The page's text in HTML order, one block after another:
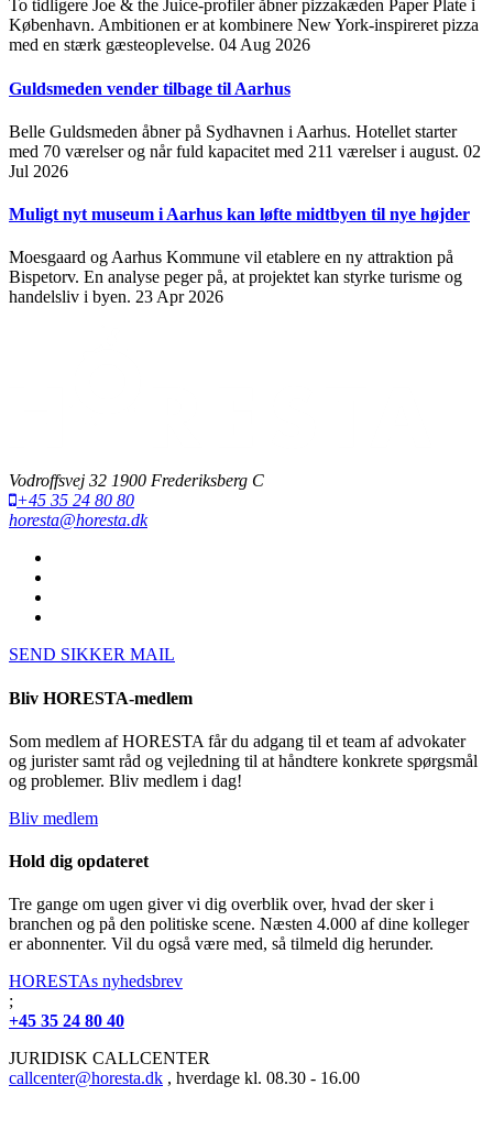
To tidligere Joe & the Juice-profiler åbner pizzakæden Paper Plate i
København. Ambitionen er at kombinere New York-inspireret pizza
med en stærk gæsteoplevelse. 04 Aug 2026
Guldsmeden vender tilbage til Aarhus
Belle Guldsmeden åbner på Sydhavnen i Aarhus. Hotellet starter
med 70 værelser og når fuld kapacitet med 211 værelser i august. 02
Jul 2026
Muligt nyt museum i Aarhus kan løfte midtbyen til nye højder
Moesgaard og Aarhus Kommune vil etablere en ny attraktion på
Bispetorv. En analyse peger på, at projektet kan styrke turisme og
handelsliv i byen. 23 Apr 2026
Vodroffsvej 32 1900 Frederiksberg C
+45 35 24 80 80
horesta@horesta.dk
SEND SIKKER MAIL
Bliv HORESTA-medlem
Som medlem af HORESTA får du adgang til et team af advokater
og jurister samt råd og vejledning til at håndtere konkrete spørgsmål
og problemer. Bliv medlem i dag!
Bliv medlem
Hold dig opdateret
Tre gange om ugen giver vi dig overblik over, hvad der sker i
branchen og på den politiske scene. Næsten 4.000 af dine kolleger
er abonnenter. Vil du også være med, så tilmeld dig herunder.
HORESTAs nyhedsbrev
;
+45 35 24 80 40
JURIDISK CALLCENTER
callcenter@horesta.dk , hverdage kl. 08.30 - 16.00